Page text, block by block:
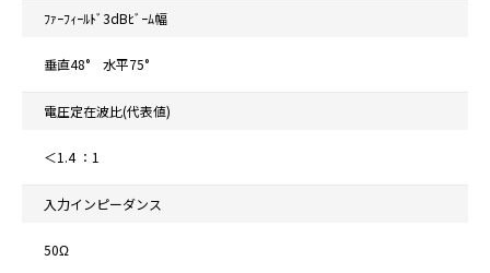
ﾌｧｰﾌｨｰﾙﾄﾞ3dBﾋﾞｰﾑ幅
垂直48° 水平75°
電圧定在波比(代表値)
＜1.4 ：1
入力インピーダンス
50Ω